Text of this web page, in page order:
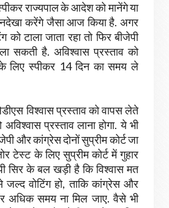
राज्यपाल के आदेश को मानेंगे या
करेंगे जैसा आज किया है. अगर
को टाला जाता रहा तो फिर बीजेपी
सकती है. अविश्वास प्रस्ताव को
लिए स्पीकर 14 दिन का समय ले
विश्वास प्रस्ताव को वापस लेते
प्रस्ताव लाना होगा. ये भी
और कांग्रेस दोनों सुप्रीम कोर्ट जा
टेस्ट के लिए सुप्रीम कोर्ट में गुहार
सिर के बल खड़ी है कि विश्वास मत
वोटिंग हो, ताकि कांग्रेस और
समय ना मिल जाए. वैसे भी